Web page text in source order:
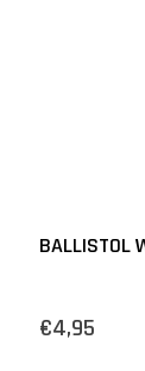
BALLISTOL
€4,95